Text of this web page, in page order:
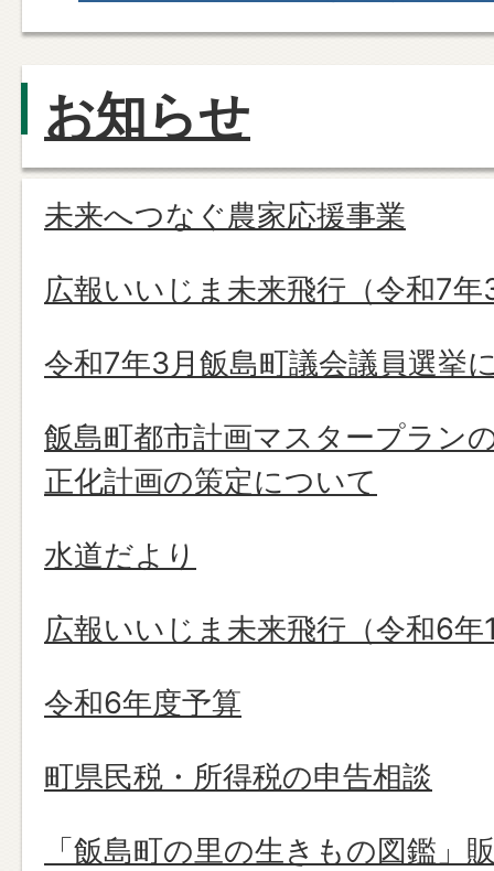
お知らせ
未来へつなぐ農家応援事業
広報いいじま未来飛行（令和7年
令和7年3月飯島町議会議員選挙
飯島町都市計画マスタープラン
正化計画の策定について
水道だより
広報いいじま未来飛行（令和6年
令和6年度予算
町県民税・所得税の申告相談
「飯島町の里の生きもの図鑑」